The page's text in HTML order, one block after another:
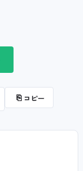
⎘ コピー